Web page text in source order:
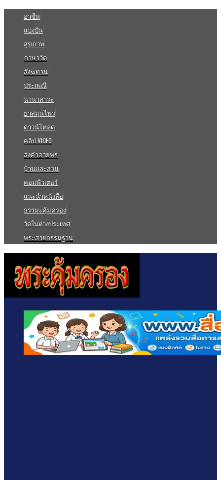
อาชีพ
แบ่งปัน
สุขภาพ
ภาษาวัด
สังฆทาน
ประเพณี
นานาสาระ
ยาสมุนไพร
ดาวน์โหลด
คลิป VIDEO
ส่งคำอวยพร
บ้านและสวน
คอมพิวเตอร์
แนะนำหนังสือ
ธรรมะคุ้มครอง
วัดในต่างประเทศ
พระสายกรรมฐาน